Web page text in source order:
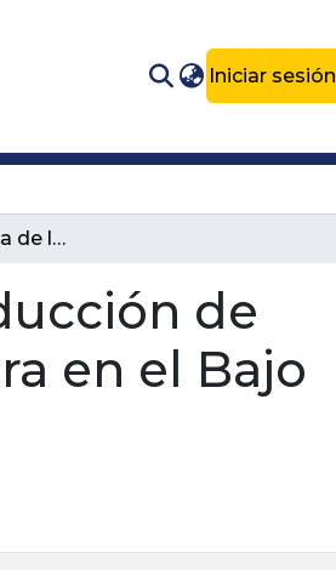
Iniciar sesión
Evaluación técnica de los costos de producción de miel de abeja en un sistema de apicultura en el Bajo Cauca.
de
en el Bajo